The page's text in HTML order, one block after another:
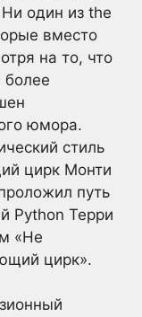
один из the
вместо
на то, что
более
юмора.
стиль
цирк Монти
путь
Python Терри
«Не
цирк».